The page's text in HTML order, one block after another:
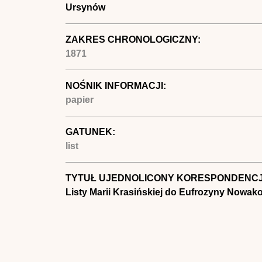
Ursynów
ZAKRES CHRONOLOGICZNY:
1871
NOŚNIK INFORMACJI:
papier
GATUNEK:
list
TYTUŁ UJEDNOLICONY
Listy Marii Krasińskiej do Eufrozyny